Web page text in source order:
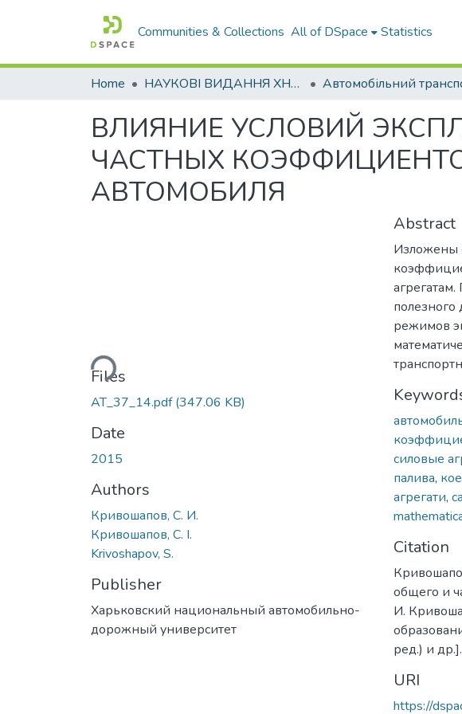
Communities & Collections All of DSpace Statistics
Home НАУКОВІ ВИДАННЯ ХНАДУ
ВЛИЯНИЕ УСЛОВИЙ
ЧАСТНЫХ
АВТОМОБИЛЯ
Loading...
Files
АТ_37_14.pdf(347.06 KB)
Date
2015
Authors
Кривошапов, С. И.
Кривошапов, С. І.
Krivoshapov, S.
Publisher
Харьковский национальный автомобильно-
дорожный университет
Abstract
Изложены
полезного
режимов
силовые
палива,
агрегати,
Citation
общего и
И.
ред.) и
URI
https://